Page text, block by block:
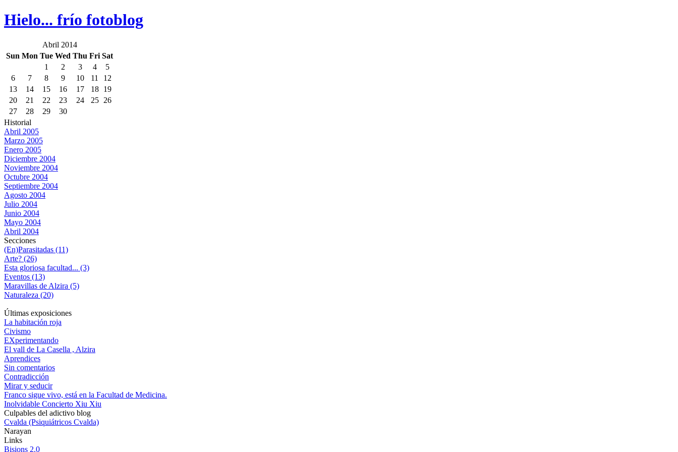
Hielo... frío fotoblog
Abril 2014
Sun Mon Tue Wed Thu Fri Sat
1
2 3 4
5
6
7 8 9 10 11
12
13
14 15 16 17 18
19
20
21 22 23 24 25
26
27
28 29
30
Historial
Abril 2005
Marzo 2005
Enero 2005
Diciembre 2004
Noviembre 2004
Octubre 2004
Septiembre 2004
Agosto 2004
Julio 2004
Junio 2004
Mayo 2004
Abril 2004
Secciones
(En)Parasitadas (11)
Arte? (26)
Esta gloriosa facultad... (3)
Eventos (13)
Maravillas de Alzira (5)
Naturaleza (20)
Últimas exposiciones
La habitación roja
Civismo
EXperimentando
El vall de La Casella , Alzira
Aprendices
Sin comentarios
Contradicción
Mirar y seducir
Franco sigue vivo, está en la Facultad de Medicina.
Inolvidable Concierto Xiu Xiu
Culpables del adictivo blog
Cvalda (Psiquiátricos Cvalda)
Narayan
Links
Bisions 2.0